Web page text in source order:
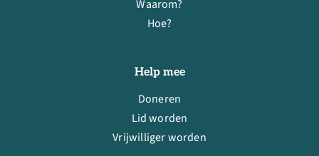
Waarom?
Hoe?
Help mee
Doneren
Lid worden
Vrijwilliger worden